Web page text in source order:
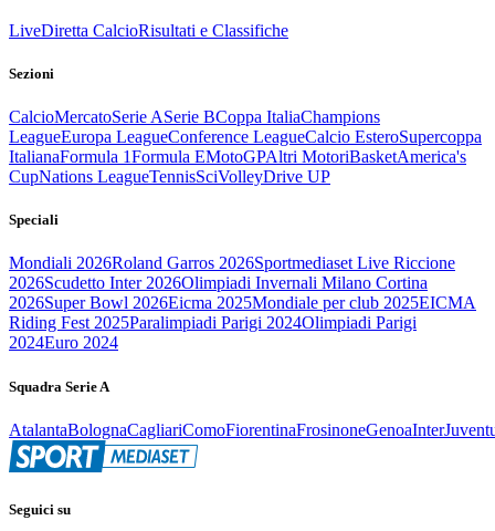
LiveDiretta CalcioRisultati e Classifiche
Sezioni
CalcioMercatoSerie ASerie BCoppa ItaliaChampions
LeagueEuropa LeagueConference LeagueCalcio EsteroSupercoppa
ItalianaFormula 1Formula EMotoGPAltri MotoriBasketAmerica's
CupNations LeagueTennisSciVolleyDrive UP
Speciali
Mondiali 2026Roland Garros 2026Sportmediaset Live Riccione
2026Scudetto Inter 2026Olimpiadi Invernali Milano Cortina
2026Super Bowl 2026Eicma 2025Mondiale per club 2025EICMA
Riding Fest 2025Paralimpiadi Parigi 2024Olimpiadi Parigi
2024Euro 2024
Squadra Serie A
AtalantaBolognaCagliariComoFiorentinaFrosinoneGenoaInter
Seguici su